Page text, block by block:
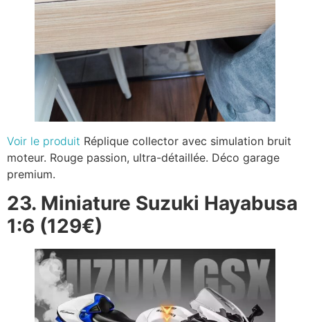
Voir le produit Réplique collector avec simulation bruit
moteur. Rouge passion, ultra-détaillée. Déco garage
premium.
23. Miniature Suzuki Hayabusa
1:6 (129€)